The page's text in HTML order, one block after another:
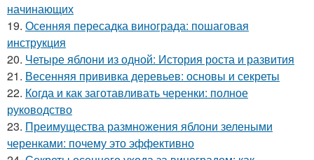
начинающих
19. Осенняя пересадка винограда: пошаговая
инструкция
20. Четыре яблони из одной: История роста и развития
21. Весенняя прививка деревьев: основы и секреты
22. Когда и как заготавливать черенки: полное
руководство
23. Преимущества размножения яблони зелеными
черенками: почему это эффективно